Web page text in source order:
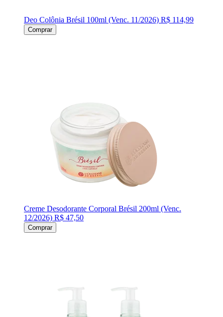
Deo Colônia Brésil 100ml (Venc. 11/2026) R$ 114,99
Comprar
Creme Desodorante Corporal Brésil 200ml (Venc.
12/2026) R$ 47,50
Comprar